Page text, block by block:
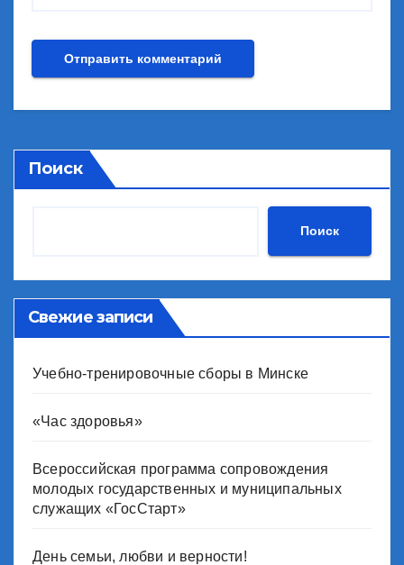
Поиск
Поиск
Свежие записи
Учебно-тренировочные сборы в Минске
«Час здоровья»
Всероссийская программа сопровождения
молодых государственных и муниципальных
служащих «ГосСтарт»
День семьи, любви и верности!